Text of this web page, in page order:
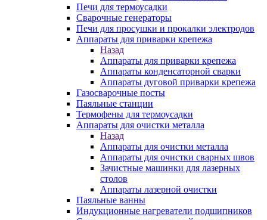
Печи для термоусадки
Сварочные генераторы
Печи для просушки и прокалки электродов
Аппараты для приварки крепежа
Назад
Аппараты для приварки крепежа
Аппараты конденсаторной сварки
Аппараты дуговой приварки крепежа
Газосварочные посты
Паяльные станции
Термофены для термоусадки
Аппараты для очистки металла
Назад
Аппараты для очистки металла
Аппараты для очистки сварных швов
Зачистные машинки для лазерных
столов
Аппараты лазерной очистки
Паяльные ванны
Индукционные нагреватели подшипников